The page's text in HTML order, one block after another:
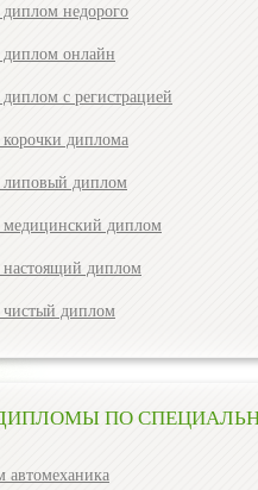
недорого
диплом онлайн
с регистрацией
диплома
липовый диплом
медицинский диплом
настоящий диплом
чистый диплом
ПО
автомеханика